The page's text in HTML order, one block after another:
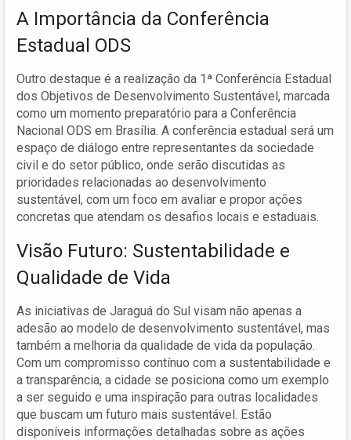
A Importância da Conferência
Estadual ODS
Outro destaque é a realização da 1ª Conferência Estadual
dos Objetivos de Desenvolvimento Sustentável, marcada
como um momento preparatório para a Conferência
Nacional ODS em Brasília. A conferência estadual será um
espaço de diálogo entre representantes da sociedade
civil e do setor público, onde serão discutidas as
prioridades relacionadas ao desenvolvimento
sustentável, com um foco em avaliar e propor ações
concretas que atendam os desafios locais e estaduais.
Visão Futuro: Sustentabilidade e
Qualidade de Vida
As iniciativas de Jaraguá do Sul visam não apenas a
adesão ao modelo de desenvolvimento sustentável, mas
também a melhoria da qualidade de vida da população.
Com um compromisso contínuo com a sustentabilidade e
a transparência, a cidade se posiciona como um exemplo
a ser seguido e uma inspiração para outras localidades
que buscam um futuro mais sustentável. Estão
disponíveis informações detalhadas sobre as ações